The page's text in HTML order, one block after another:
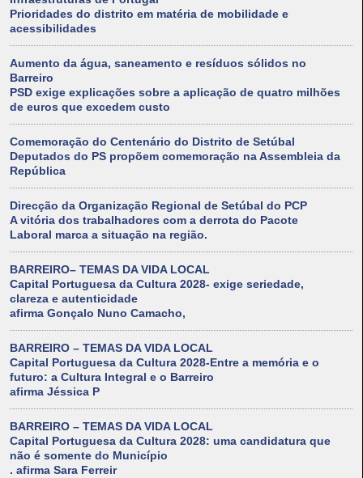
Prioridades do distrito em matéria de mobilidade e
acessibilidades
Aumento da água, saneamento e resíduos sólidos no
Barreiro
PSD exige explicações sobre a aplicação de quatro milhões
de euros que excedem custo
Comemoração do Centenário do Distrito de Setúbal
Deputados do PS propõem comemoração na Assembleia da
República
Direcção da Organização Regional de Setúbal do PCP
A vitória dos trabalhadores com a derrota do Pacote
Laboral marca a situação na região.
BARREIRO– TEMAS DA VIDA LOCAL
Capital Portuguesa da Cultura 2028- exige seriedade,
clareza e autenticidade
afirma Gonçalo Nuno Camacho,
BARREIRO – TEMAS DA VIDA LOCAL
Capital Portuguesa da Cultura 2028-Entre a memória e o
futuro: a Cultura Integral e o Barreiro
afirma Jéssica P
BARREIRO – TEMAS DA VIDA LOCAL
Capital Portuguesa da Cultura 2028: uma candidatura que
não é somente do Município
. afirma Sara Ferreir